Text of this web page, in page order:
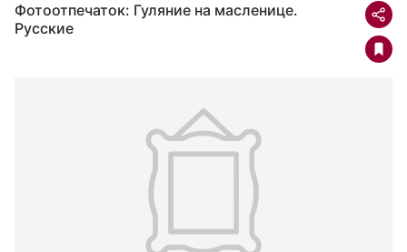
Фотоотпечаток: Гуляние на масленице.
Русские